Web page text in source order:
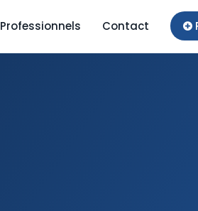
Professionnels Contact